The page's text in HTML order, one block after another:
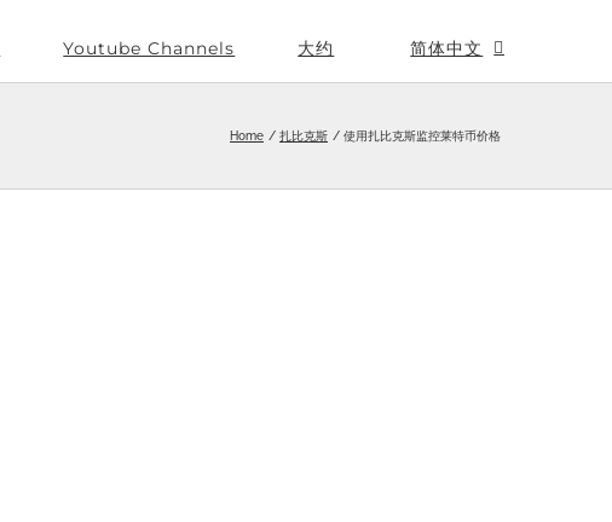
Youtube Channels 大约 简体中文
Home 扎比克斯 使用扎比克斯监控莱特币价格